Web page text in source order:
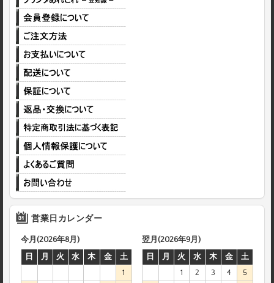
営業日カレンダー
今月(2026年8月)
日
月 火 水 木 金
土
1
翌月(2026年9月)
日
月 火 水 木 金
土
1
2 3 4
5